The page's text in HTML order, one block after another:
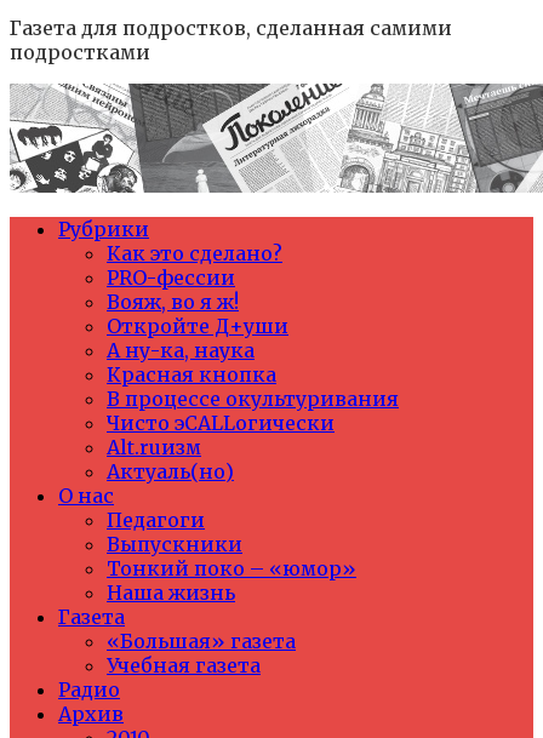
Газета для подростков, сделанная самими
подростками
Рубрики
Как это сделано?
PRO-фессии
Вояж, во я ж!
Откройте Д+уши
А ну-ка, наука
Красная кнопка
В процессе окультуривания
Чисто эCALLогически
Alt.ruизм
Актуаль(но)
О нас
Педагоги
Выпускники
Тонкий поко – «юмор»
Наша жизнь
Газета
«Большая» газета
Учебная газета
Радио
Архив